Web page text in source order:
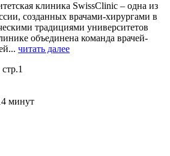
клиника SwissClinic – одна из
созданных врачами-хирургами в
традициями университетов
объединена команда врачей-
читать далее
минут